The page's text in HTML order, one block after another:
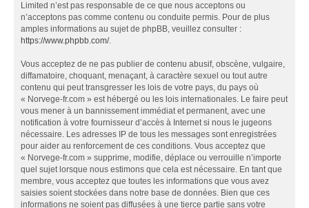
Limited n’est pas responsable de ce que nous acceptons ou
n’acceptons pas comme contenu ou conduite permis. Pour de plus
amples informations au sujet de phpBB, veuillez consulter :
https://www.phpbb.com/.
Vous acceptez de ne pas publier de contenu abusif, obscène, vulgaire,
diffamatoire, choquant, menaçant, à caractère sexuel ou tout autre
contenu qui peut transgresser les lois de votre pays, du pays où
« Norvege-fr.com » est hébergé ou les lois internationales. Le faire peut
vous mener à un bannissement immédiat et permanent, avec une
notification à votre fournisseur d’accès à Internet si nous le jugeons
nécessaire. Les adresses IP de tous les messages sont enregistrées
pour aider au renforcement de ces conditions. Vous acceptez que
« Norvege-fr.com » supprime, modifie, déplace ou verrouille n’importe
quel sujet lorsque nous estimons que cela est nécessaire. En tant que
membre, vous acceptez que toutes les informations que vous avez
saisies soient stockées dans notre base de données. Bien que ces
informations ne soient pas diffusées à une tierce partie sans votre